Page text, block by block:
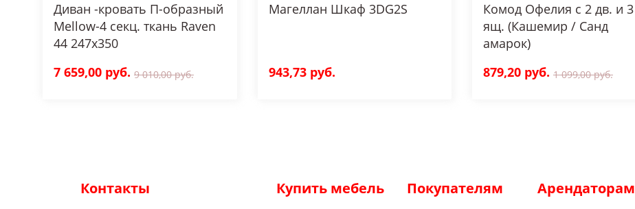
Диван -кровать П-образный
Mellow-4 секц. ткань Raven
44 247x350
7 659,00 руб. 9 010,00 руб.
Магеллан Шкаф 3DG2S
943,73 руб.
Комод Офелия с 2 дв. и 3
ящ. (Кашемир / Санд
амарок)
879,20 руб. 1 099,00 руб.
Контакты Купить мебель Покупателям Арендаторам